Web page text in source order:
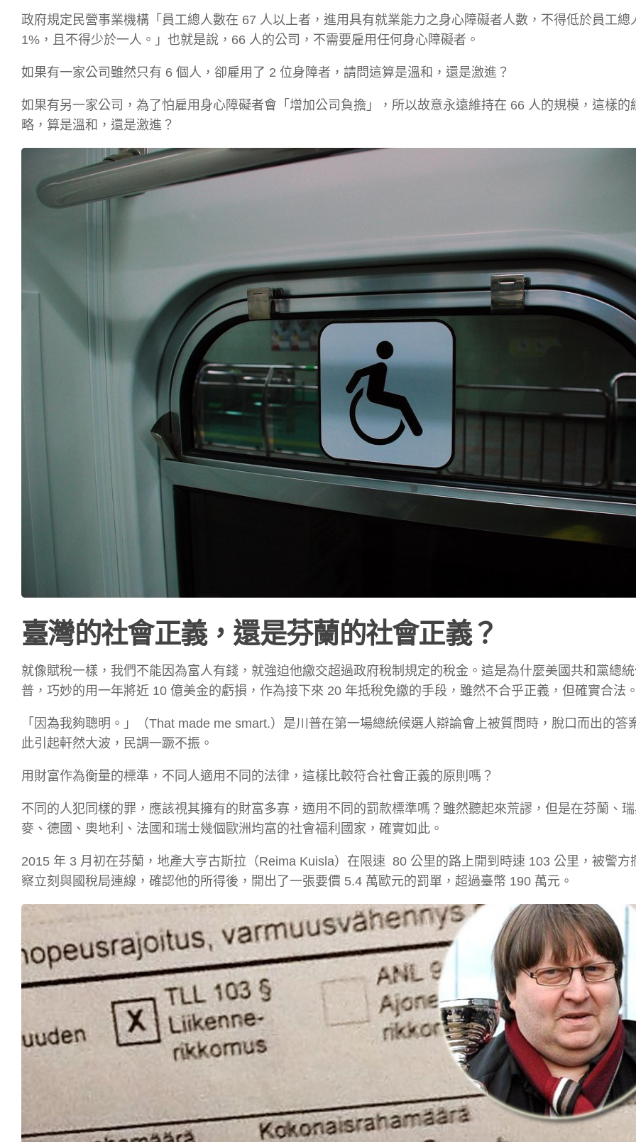
政府規定民營事業機構「員工總人數在 67 人以上者，進用具有就業能力之身心障礙者人數，不得低於員工總
1%，且不得少於一人。」也就是說，66 人的公司，不需要雇用任何身心障礙者。
如果有一家公司雖然只有 6 個人，卻雇用了 2 位身障者，請問這算是溫和，還是激進？
如果有另一家公司，為了怕雇用身心障礙者會「增加公司負擔」，所以故意永遠維持在 66 人的規模，這樣的
略，算是溫和，還是激進？
臺灣的社會正義，還是芬蘭的社會正義？
就像賦稅一樣，我們不能因為富人有錢，就強迫他繳交超過政府稅制規定的稅金。這是為什麼美國共和黨總
普，巧妙的用一年將近 10 億美金的虧損，作為接下來 20 年抵稅免繳的手段，雖然不合乎正義，但確實合法
「因為我夠聰明。」（That made me smart.）是川普在第一場總統候選人辯論會上被質問時，脫口而出的答
此引起軒然大波，民調一蹶不振。
用財富作為衡量的標準，不同人適用不同的法律，這樣比較符合社會正義的原則嗎？
不同的人犯同樣的罪，應該視其擁有的財富多寡，適用不同的罰款標準嗎？雖然聽起來荒謬，但是在芬蘭、
麥、德國、奧地利、法國和瑞士幾個歐洲均富的社會福利國家，確實如此。
2015 年 3 月初在芬蘭，地產大亨古斯拉（Reima Kuisla）在限速 80 公里的路上開到時速 103 公里，被警方
察立刻與國稅局連線，確認他的所得後，開出了一張要價 5.4 萬歐元的罰單，超過臺幣 190 萬元。